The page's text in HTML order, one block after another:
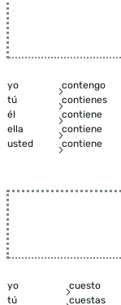
yo contengo
tú
contienes
él
contiene
ella
contiene
usted
contiene
yo cuesto
tú
cuestas